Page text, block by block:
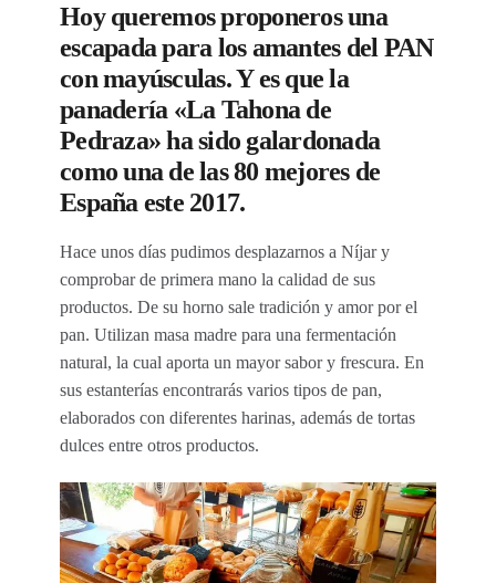
Hoy queremos proponeros una
escapada para los amantes del PAN
con mayúsculas. Y es que la
panadería «La Tahona de
Pedraza» ha sido galardonada
como una de las 80 mejores de
España este 2017.
Hace unos días pudimos desplazarnos a Níjar y
comprobar de primera mano la calidad de sus
productos. De su horno sale tradición y amor por el
pan. Utilizan masa madre para una fermentación
natural, la cual aporta un mayor sabor y frescura. En
sus estanterías encontrarás varios tipos de pan,
elaborados con diferentes harinas, además de tortas
dulces entre otros productos.